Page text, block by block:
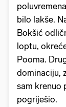
bilo lakše.
Bokšić
loptu,
Pooma.
dominaciju,
sam krenuo
pogriješio.